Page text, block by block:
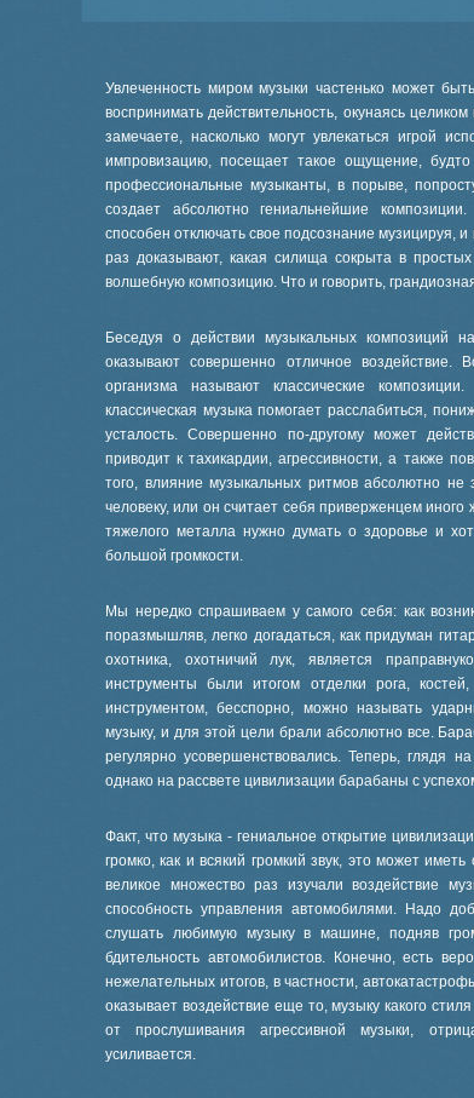
Увлеченность миром музыки частенько может
воспринимать действительность, окунаясь
замечаете, насколько могут увлекаться игрой
импровизацию, посещает такое ощущение,
профессиональные музыканты, в порыве,
создает абсолютно гениальнейшие
способен отключать свое подсознание музицируя,
раз доказывают, какая силища сокрыта в
волшебную композицию. Что и говорить,
Беседуя о действии музыкальных композиций
оказывают совершенно отличное воздействие.
организма называют классические
классическая музыка помогает расслабиться,
усталость. Совершенно по-другому может
приводит к тахикардии, агрессивности, а также
того, влияние музыкальных ритмов абсолютно
человеку, или он считает себя приверженцем
тяжелого металла нужно думать о здоровье и
большой громкости.
Мы нередко спрашиваем у самого себя: как
поразмышляв, легко догадаться, как придуман
охотника, охотничий лук, является
инструменты были итогом отделки рога,
инструментом, бесспорно, можно называть
музыку, и для этой цели брали абсолютно все.
регулярно усовершенствовались. Теперь, глядя
однако на рассвете цивилизации барабаны с
Факт, что музыка - гениальное открытие
громко, как и всякий громкий звук, это может
великое множество раз изучали воздействие
способность управления автомобилями. Надо
слушать любимую музыку в машине, подняв
бдительность автомобилистов. Конечно, есть
нежелательных итогов, в частности,
оказывает воздействие еще то, музыку какого
от прослушивания агрессивной музыки,
усиливается.